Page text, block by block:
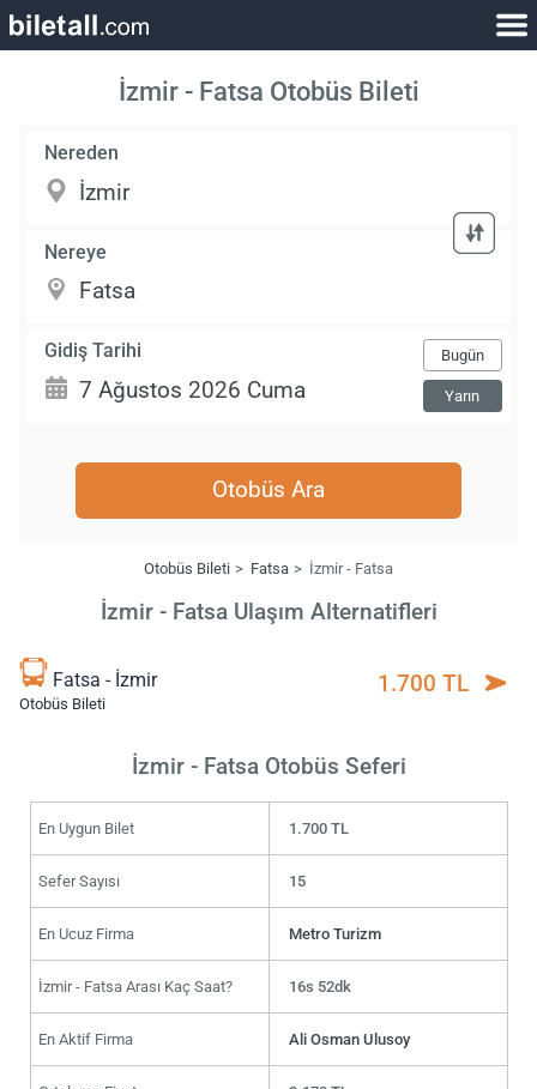
İzmir - Fatsa Otobüs Bileti
Nereden
Nereye
Gidiş Tarihi Bugün
Yarın
Otobüs Ara
Otobüs Bileti Fatsa İzmir - Fatsa
İzmir - Fatsa Ulaşım Alternatifleri
Fatsa - İzmir
Otobüs Bileti
1.700 TL
İzmir - Fatsa Otobüs Seferi
En Uygun Bilet 1.700 TL
Sefer Sayısı 15
En Ucuz Firma Metro Turizm
İzmir - Fatsa Arası Kaç Saat? 16s 52dk
En Aktif Firma Ali Osman Ulusoy